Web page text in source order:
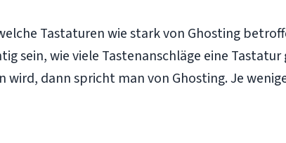
Tastaturen wie stark von Ghosting
sein, wie viele Tastenanschläge eine
dann spricht man von Ghosting. Je